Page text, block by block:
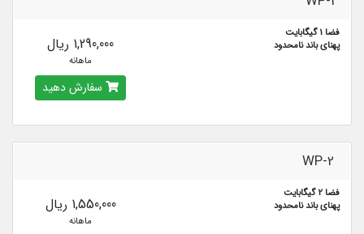
فضا 1 گیگابایت
پهنای باند نامحدود
1,290,000 ریال
ماهانه
سفارش دهید
WP-2
فضا 2 گیگابایت
پهنای باند نامحدود
1,550,000 ریال
ماهانه